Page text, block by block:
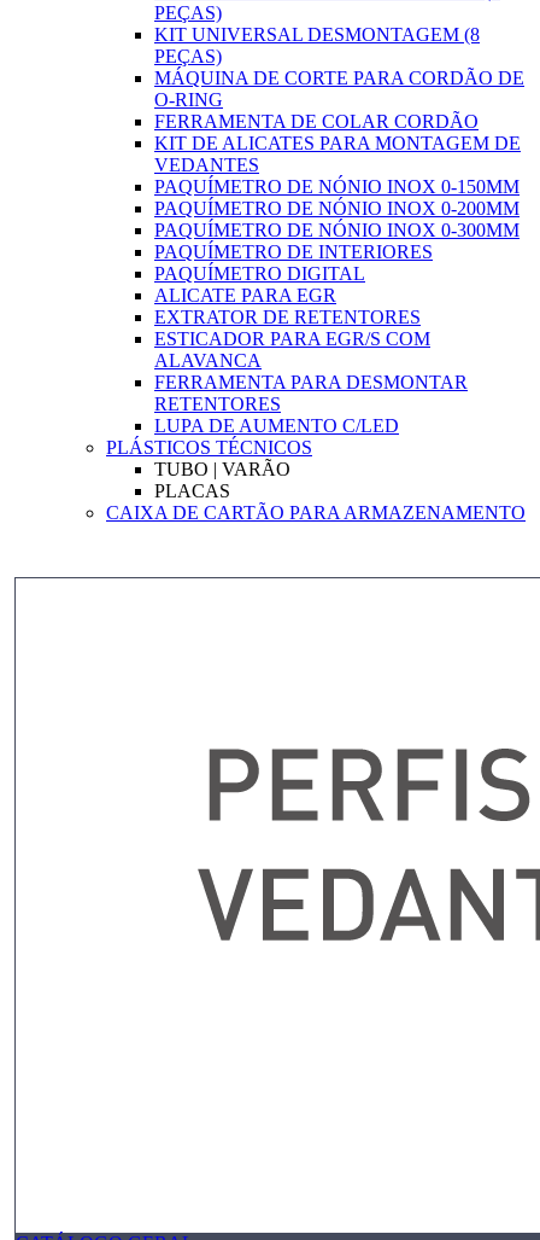
PEÇAS)
KIT UNIVERSAL DESMONTAGEM (8
PEÇAS)
MÁQUINA DE CORTE PARA CORDÃO DE
O-RING
FERRAMENTA DE COLAR CORDÃO
KIT DE ALICATES PARA MONTAGEM DE
VEDANTES
PAQUÍMETRO DE NÓNIO INOX 0-150MM
PAQUÍMETRO DE NÓNIO INOX 0-200MM
PAQUÍMETRO DE NÓNIO INOX 0-300MM
PAQUÍMETRO DE INTERIORES
PAQUÍMETRO DIGITAL
ALICATE PARA EGR
EXTRATOR DE RETENTORES
ESTICADOR PARA EGR/S COM
ALAVANCA
FERRAMENTA PARA DESMONTAR
RETENTORES
LUPA DE AUMENTO C/LED
PLÁSTICOS TÉCNICOS
TUBO | VARÃO
PLACAS
CAIXA DE CARTÃO PARA ARMAZENAMENTO